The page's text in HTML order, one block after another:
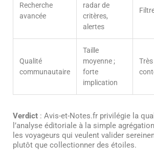
Recherche
avancée
radar de
critères,
alertes
Qualité
communautaire
Taille
moyenne ;
forte
implication
Verdict : Avis-et-Notes.fr privilégie la
l’analyse éditoriale à la simple
les voyageurs qui veulent valider
plutôt que collectionner des étoiles.